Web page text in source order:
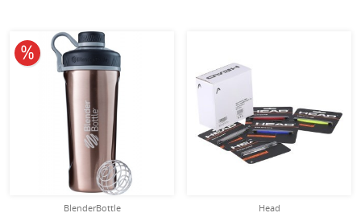
BlenderBottle
10% reduziert
Head